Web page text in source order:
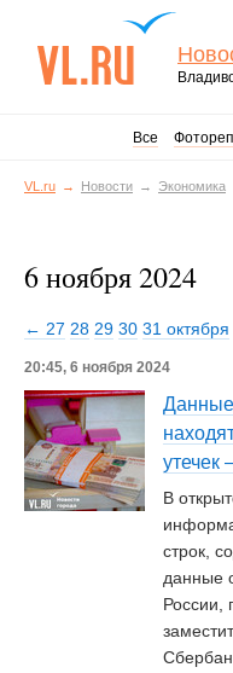
Все
VL.ru Новости Экономика
6 ноября 2024
← 27 28 29 30 31 октября
20:45, 6 ноября 2024
Данные
В
строк,
данные
России,